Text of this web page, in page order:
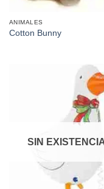
ANIMALES
Cotton Bunny
SIN